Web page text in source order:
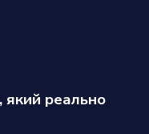
який реально